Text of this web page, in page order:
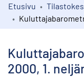
Kokoelmat
Etusivu
2000, 1.